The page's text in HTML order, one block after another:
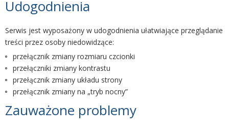
Udogodnienia
Serwis jest wyposażony w udogodnienia ułatwiające przeglądanie
treści przez osoby niedowidzące:
przełącznik zmiany rozmiaru czcionki
przełączniki zmiany kontrastu
przełącznik zmiany układu strony
przełącznik zmiany na „tryb nocny”
Zauważone problemy